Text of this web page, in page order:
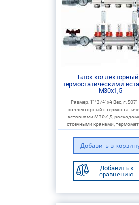
Блок коллекторный
термостатическими
M30x1,5
Размер: 1"*3/4"х4 Вес, г: 5071
коллекторный с
вставками M30x1,5,
отсечными кранами,
Добавить к
сравнению